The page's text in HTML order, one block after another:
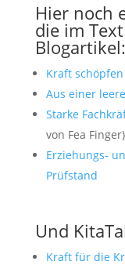
Hier noch
die im
Blogartikel:
Kraft
Aus einer
Starke
von Fea Finger)
Erziehungs-
Prüfstand
Und
Kraft für die